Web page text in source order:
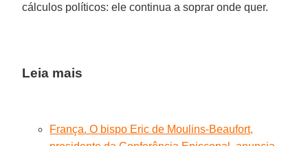
cálculos políticos: ele continua a soprar onde quer.
Leia mais
França. O bispo Eric de Moulins-Beaufort,